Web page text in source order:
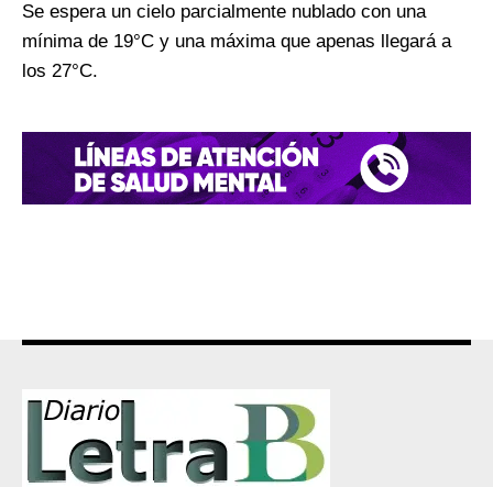
Se espera un cielo parcialmente nublado con una
mínima de 19°C y una máxima que apenas llegará a
los 27°C.